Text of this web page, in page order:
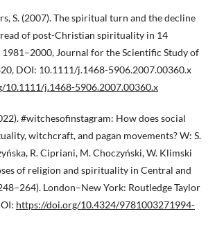
S. (2007). The spiritual turn and the decline
of post-Christian spirituality in 14
Journal for the Scientific Study of
DOI: 10.1111/j.1468-5906.2007.00360.x
10.1111/j.1468-5906.2007.00360.x
#witchesofinstagram: How does social
witchcraft, and pagan movements? W: S.
R. Cipriani, M. Choczyński, W. Klimski
of religion and spirituality in Central and
London–New York: Routledge Taylor
https://doi.org/10.4324/9781003271994-